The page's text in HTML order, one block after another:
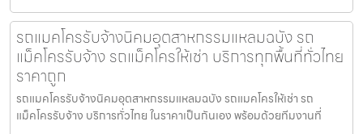
รถแมคโครรับจ้างนิคมอุตสาหกรรมแหลมฉบัง รถ
แม็คโครรับจ้าง รถแม็คโครให้เช่า บริการทุกพื้นที่ทั่วไทย
ราคาถูก
รถแมคโครรับจ้างนิคมอุตสาหกรรมแหลมฉบัง รถแมคโครให้เช่า รถ
แม็คโครรับจ้าง บริการทั่วไทย ในราคาเป็นกันเอง พร้อมด้วยทีมงานที่